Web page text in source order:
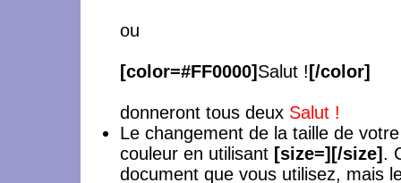
ou
[color=#FF0000] Salut ! [/color]
donneront tous deux Salut !
Le changement de la taille de
couleur en utilisant [size=][/size] .
document que vous utilisez, mais